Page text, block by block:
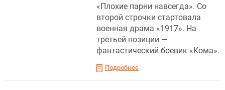
«Плохие парни навсегда». Со
второй строчки стартовала
военная драма «1917». На
третьей позиции —
фантастический боевик «Кома».
Подробнее